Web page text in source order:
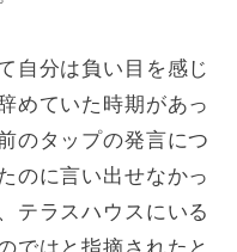
自分は負い目を感じ
めていた時期があっ
のタップの発言につ
のに言い出せなかっ
テラスハウスにいる
ではと指摘されたと